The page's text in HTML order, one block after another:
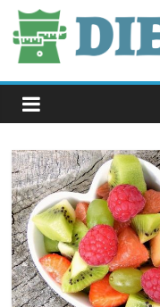
Skip
to
content